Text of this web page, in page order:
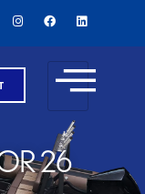
26